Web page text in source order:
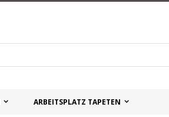
ARBEITSPLATZ TAPETEN